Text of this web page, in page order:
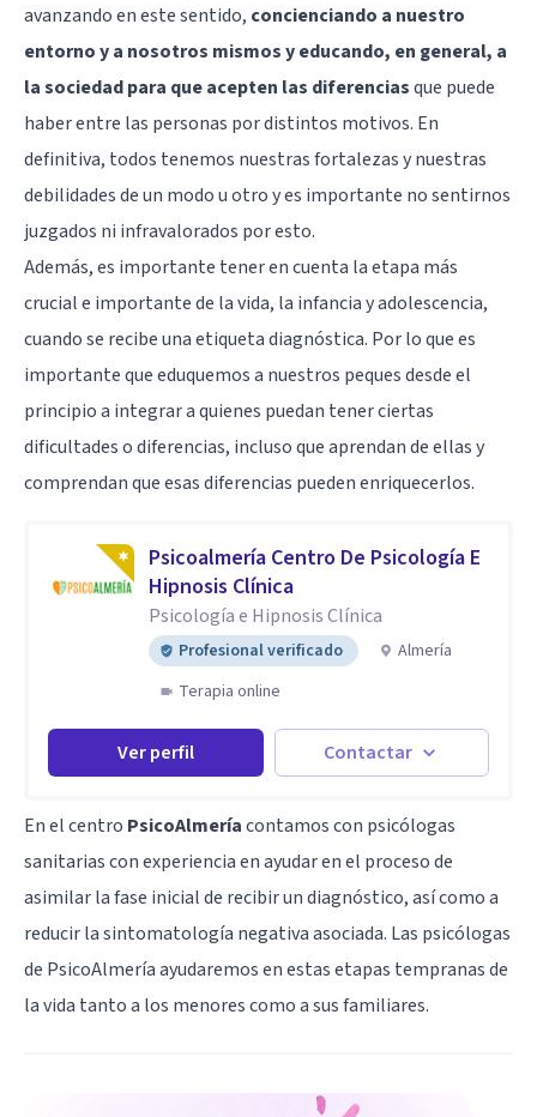
avanzando en este sentido, concienciando a nuestro
entorno y a nosotros mismos y educando, en general, a
la sociedad para que acepten las diferenciasque puede
haber entre las personas por distintos motivos. En
definitiva, todos tenemos nuestras fortalezas y nuestras
debilidades de un modo u otro y es importante no sentirnos
juzgados ni infravalorados por esto.
Además, es importante tener en cuenta la etapa más
crucial e importante de la vida, la infancia y adolescencia,
cuando se recibe una etiqueta diagnóstica. Por lo que es
importante que eduquemos a nuestros peques desde el
principio a integrar a quienes puedan tener ciertas
dificultades o diferencias, incluso que aprendan de ellas y
comprendan que esas diferencias pueden enriquecerlos.
Psicoalmería Centro De Psicología E
Hipnosis Clínica
Psicología e Hipnosis Clínica
Profesional verificado
Almería
Terapia online
Ver perfil Contactar
En el centro PsicoAlmeríacontamos con psicólogas
sanitarias con experiencia en ayudar en el proceso de
asimilar la fase inicial de recibir un diagnóstico, así como a
reducir la sintomatología negativa asociada. Las psicólogas
de PsicoAlmería ayudaremos en estas etapas tempranas de
la vida tanto a los menores como a sus familiares.